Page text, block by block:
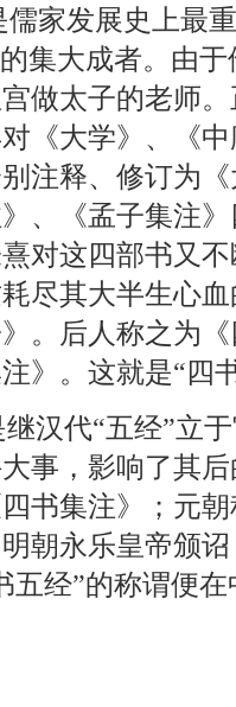
家发展史上最
集大成者。由
做太子的老师
《大学》、《
别注释、修订为
、《孟子集注
对这四部书又
尽其大半生心
。后人称之为
》。这就是“四
汉代“五经”立
事，影响了其
书集注》；元
朝永乐皇帝颁诏
五经”的称谓便